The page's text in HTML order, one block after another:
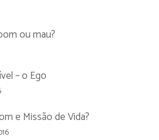
ou mau?
– o Ego
e Missão de Vida?